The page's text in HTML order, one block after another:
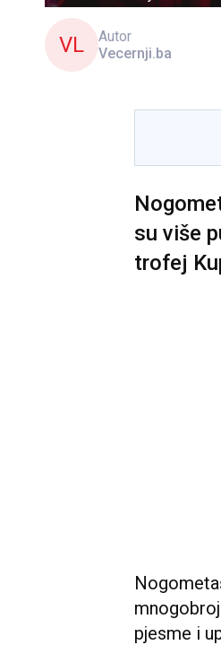
VL
Autor
Vecernji.ba
su više
trofej
pjesme i